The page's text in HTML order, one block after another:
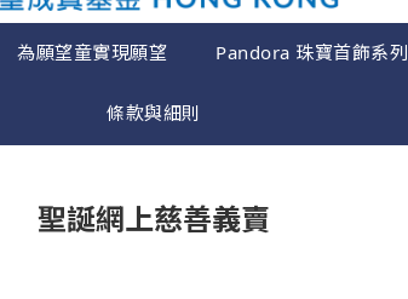
為願望童實現願望 Pandora 珠寶首飾系列
條款與細則
聖誕網上慈善義賣